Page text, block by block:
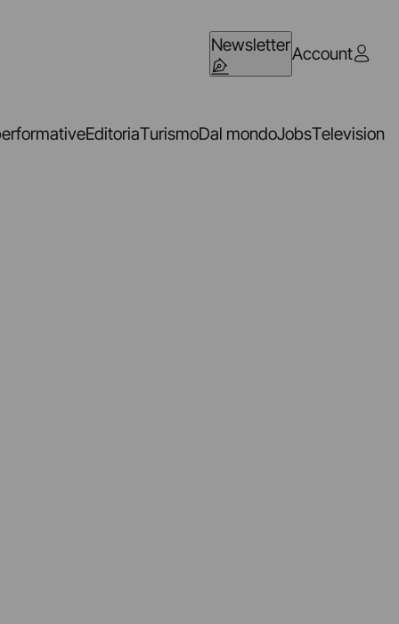
NewsletterAccount
EditoriaTurismoDal mondoJobsTelevision